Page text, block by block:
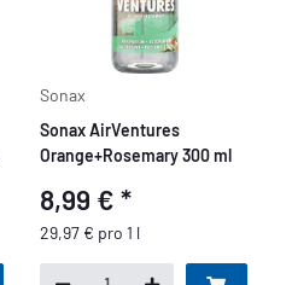
Sonax
Sonax AirVentures
Orange+Rosemary 300 ml
8,99 € *
29,97 € pro 1 l